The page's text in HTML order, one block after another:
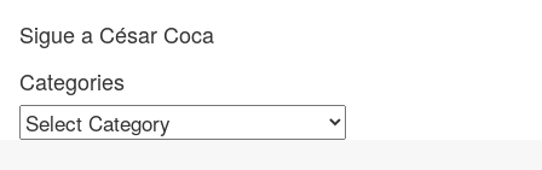
Sigue a César Coca
Categories
Categories